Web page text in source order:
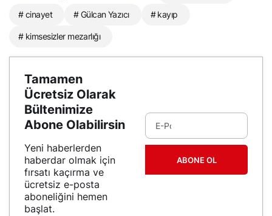
# cinayet # Gülcan Yazıcı # kayıp
# kimsesizler mezarlığı
Tamamen
Ücretsiz Olarak
Bültenimize
Abone Olabilirsin
Yeni haberlerden
haberdar olmak için
fırsatı kaçırma ve
ücretsiz e-posta
aboneliğini hemen
başlat.
ABONE OL